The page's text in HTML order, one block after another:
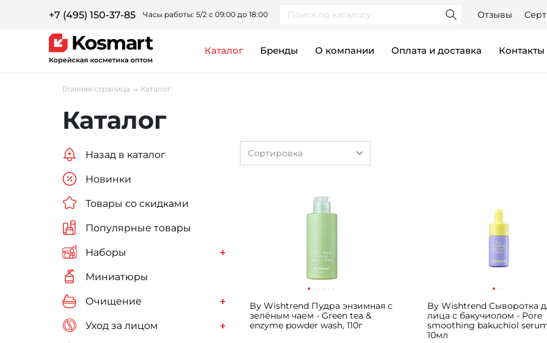
+7 (495) 150-37-85 Часы работы: 5/2 с 09:00 до 18:00 Отзывы
каталог Бренды О компании Оплата и доставка контакты
Главная страница Каталог
Каталог
Назад в каталог
Новинки
Товары со скидками
Популярные товары
Наборы
Миниатюры
Очищение
Уход за лицом
Сортировка
By Wishtrend Пудра энзимная с
зелёным чаем - Green tea &
enzyme powder wash, 110г
By Wishtrend Сыворотка
лица с бакучиолом - Pore
smoothing bakuchiol
10мл